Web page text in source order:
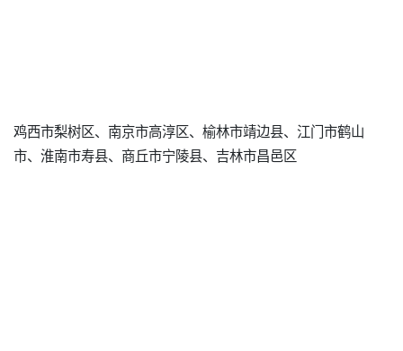
鸡西市梨树区、南京市高淳区、榆林市靖边县、江门市鹤山
市、淮南市寿县、商丘市宁陵县、吉林市昌邑区